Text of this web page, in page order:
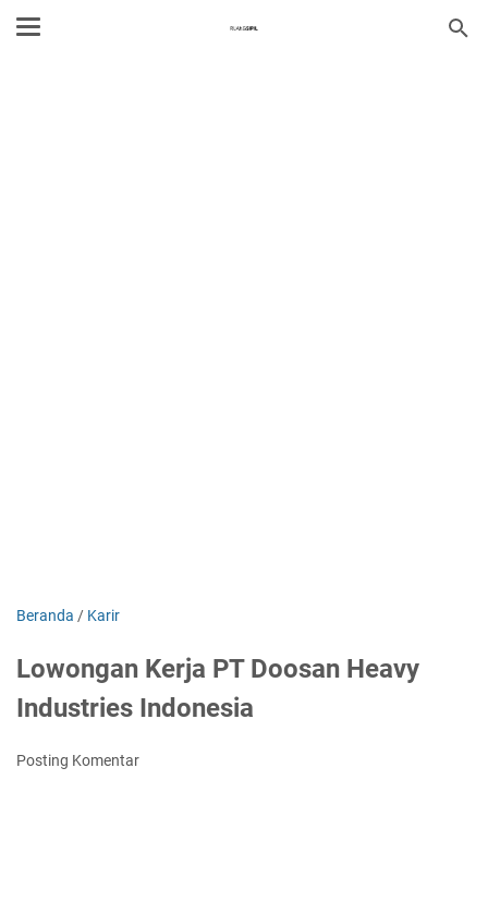
Beranda / Karir
Lowongan Kerja PT Doosan Heavy
Industries Indonesia
Posting Komentar